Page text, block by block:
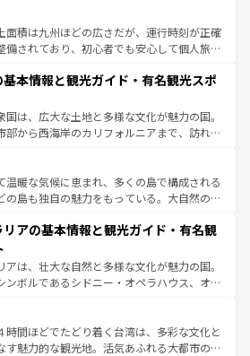
しい。
にはぜひ体験してほしい。 なお、新着の
コンテンツ一覧を参照してほしい。
なる魅力がある。また、優雅なアフタヌーン
ル好きにはたまらない英国パブ、サッカー観
だからこそできる体験も豊富。イギリスを旅
照してほしい。
面積は九州ほどの広さだが、運行時刻が正確
備されており、初心者でも安心して個人旅行
まま残る町や、スイスならではのユニークな
、アルプス観光だけでなく町歩きも満喫する
。国民の所得が高いため物価も高いが、旅行
パス提供のサービスもあり、うまく活用すれ
は
基本情報と観光ガイド・有名観光スポ
国は、広大な土地と多様な文化が魅力の国。
部から西海岸のカリフォルニアまで、訪れる
都市は、観光、ショッピング、エンターテイ
まった刺激的なスポットだ。一方、アメリカ
然が広がり、グランドキャニオンやイエロー
ーリンズでは、音楽と美食が融合した独特の
旅行者はアメリカの各地域で異なる魅力を楽
その多様性と豊かな歴史を感じることができ
でのロードトリップや列車の旅も、アメリカ
温暖な気候に恵まれ、多くの島で構成される
の島も独自の魅力をもっている。大自然の神
せない。また、定番の観光地といえばオアフ
な自然を求めるならマウイ島やカウアイ島が
メラルドグリーンに輝く海をはじめ、豊かな
息づいている。「アロハスピリット」と呼ば
いローカルフードやハワイアンミュージッ
フラダンスなど、すべてがハワイの魅力を彩
れるたびに新しい発見と感動が待っているハ
リアの基本情報と観光ガイド・有名観
アは、壮大な自然と多様な文化が魅力の国。
ンボルであるシドニー・オペラハウス、オー
大陸中央部にそびえるウルル（エアーズロッ
ニアの美しい原生林やケアンズの熱帯雨林な
がたくさん。また、カフェやワイン、オージ
時間ほどでたどり着く台湾は、多彩な文化と
す魅力的な観光地。活気あふれる大都市の台